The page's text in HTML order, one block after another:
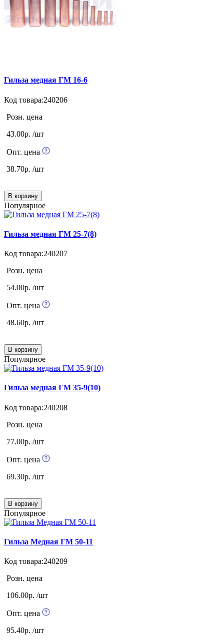
Гильза медная ГМ 16-6
Код товара:240206
Розн. цена
43.00р. /шт
Опт. цена
38.70р. /шт
В корзину
Популярное
Гильза медная ГМ 25-7(8)
Код товара:240207
Розн. цена
54.00р. /шт
Опт. цена
48.60р. /шт
В корзину
Популярное
Гильза медная ГМ 35-9(10)
Код товара:240208
Розн. цена
77.00р. /шт
Опт. цена
69.30р. /шт
В корзину
Популярное
Гильза Медная ГМ 50-11
Код товара:240209
Розн. цена
106.00р. /шт
Опт. цена
95.40р. /шт